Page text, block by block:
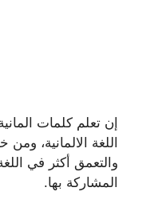
إن تعلم كلمات
اللغة الالمانية،
والتعمق أكثر في
المشاركة بها.